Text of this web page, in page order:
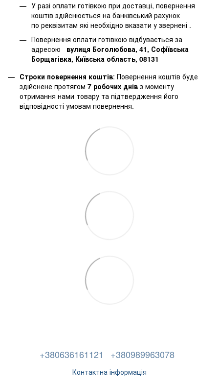
У разі оплати готівкою при доставці, повернення
коштів здійснюється на банківський рахунок
по реквізитам які необхідно вказати у звернені .
Повернення оплати готівкою відбувається за
адресою вулиця Боголюбова, 41, Софіївська
Борщагівка, Київська область, 08131
Строки повернення коштів: Повернення коштів буде
здійснене протягом 7 робочих днів з моменту
отримання нами товару та підтвердження його
відповідності умовам повернення.
+380636161121 +380989963078
Контактна інформація